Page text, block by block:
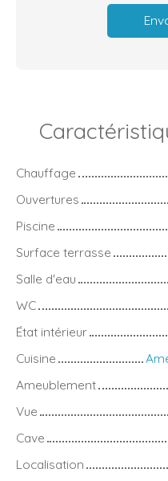
Chauffage
Ouvertures
Piscine
Surface terrasse
Salle d'eau
WC
État intérieur
Cuisine
Ameublement
Vue
Cave
Localisation